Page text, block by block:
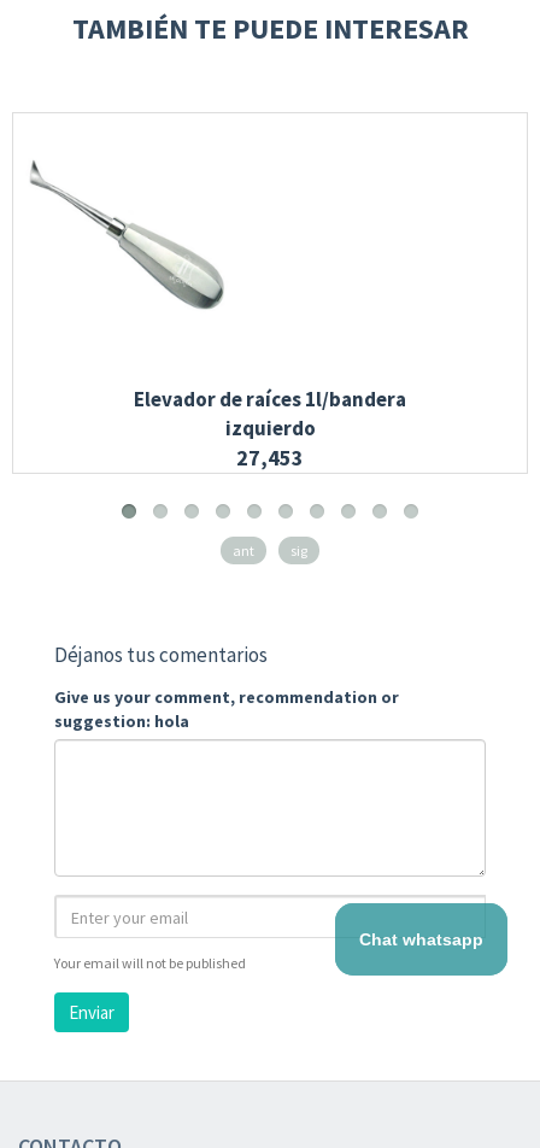
TAMBIÉN TE PUEDE INTERESAR
Elevador de raíces 1l/bandera
izquierdo
27,453
ant sig
Déjanos tus comentarios
Give us your comment, recommendation or
suggestion: hola
Your email will not be published
Enviar
Chat whatsapp